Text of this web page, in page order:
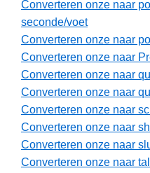
Converteren onze naar
seconde/voet
Converteren onze naar
Converteren onze naar
Converteren onze naar
Converteren onze naar
Converteren onze naar
Converteren onze naar
Converteren onze naar
Converteren onze naar